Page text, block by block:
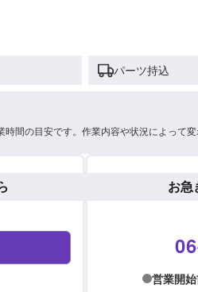
パーツ持込
間の目安です。作業内容や状況によって変
お急
営業開